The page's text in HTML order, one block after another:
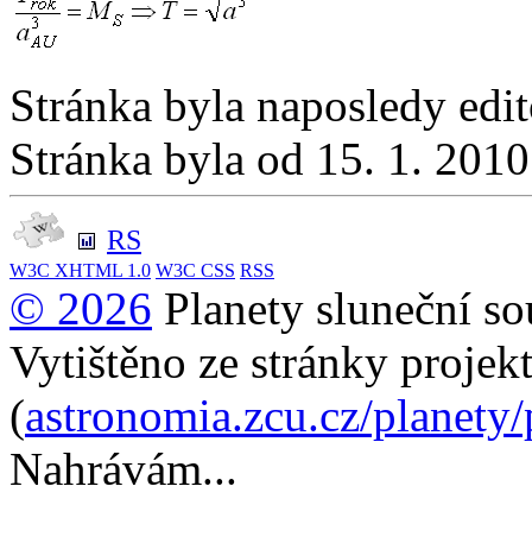
Stránka byla naposledy
Stránka byla od 15. 1.
RS
W3C XHTML 1.0 W3C CSS RSS
© 2026 Planety sluneční
Vytištěno ze stránky
(astronomia.zcu.cz/
Nahrávám...